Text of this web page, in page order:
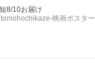
8/10お届け
tomohochikaze-映画ポスター